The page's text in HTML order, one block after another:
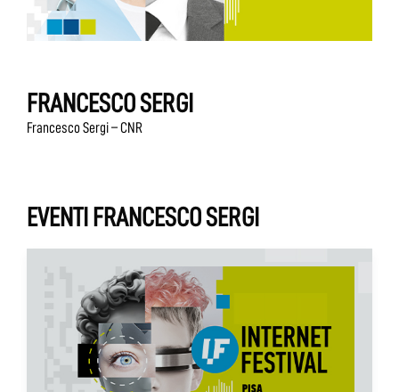
FRANCESCO SERGI
Francesco Sergi – CNR
EVENTI FRANCESCO SERGI